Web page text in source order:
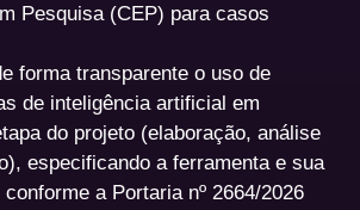
Pesquisa (CEP) para casos
forma transparente o uso de
de inteligência artificial em
do projeto (elaboração, análise
especificando a ferramenta e sua
a Portaria nº 2664/2026